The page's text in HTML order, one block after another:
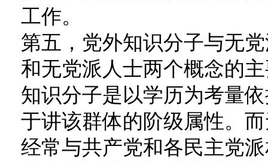
工作。
第五，党外知识分子与无
和无党派人士两个概念的
知识分子是以学历为考量
于讲该群体的阶级属性。
经常与共产党和各民主党